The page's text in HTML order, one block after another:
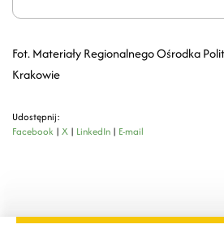
Fot. Materiały Regionalnego Ośrodka
Krakowie
Udostępnij:
Facebook | X | LinkedIn | E-mail